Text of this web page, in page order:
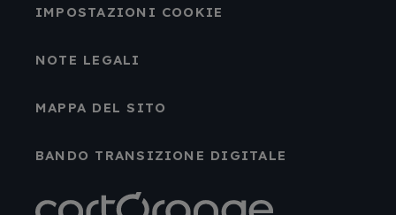
IMPOSTAZIONI COOKIE
NOTE LEGALI
MAPPA DEL SITO
BANDO TRANSIZIONE DIGITALE